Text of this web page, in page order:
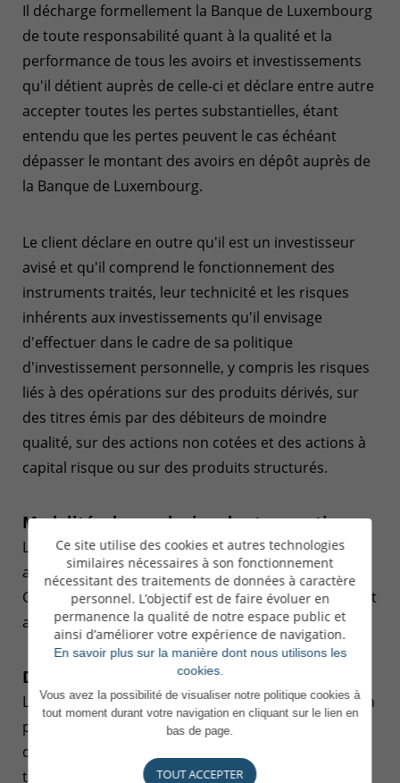
Il décharge formellement la Banque de Luxembourg
de toute responsabilité quant à la qualité et la
performance de tous les avoirs et investissements
qu'il détient auprès de celle-ci et déclare entre autre
accepter toutes les pertes substantielles, étant
entendu que les pertes peuvent le cas échéant
dépasser le montant des avoirs en dépôt auprès de
la Banque de Luxembourg.
Le client déclare en outre qu'il est un investisseur
avisé et qu'il comprend le fonctionnement des
instruments traités, leur technicité et les risques
inhérents aux investissements qu'il envisage
d'effectuer dans le cadre de sa politique
d'investissement personnelle, y compris les risques
liés à des opérations sur des produits dérivés, sur
des titres émis par des débiteurs de moindre
qualité, sur des actions non cotées et des actions à
capital risque ou sur des produits structurés.
Modalités de conclusion des transactions
Les transactions effectuées sur le site sont
accomplies conformément aux Conditions
Générales de la Banque de Luxembourg que le client
a acceptées.
Droit de rétractation
Le client ne dispose d'aucune faculté de rétractation
pour les ordres d'achat ou de vente de parts ou
d'actions d'organismes de placement collectif ou de
tout autre instrument financier, ni plus
Ce site utilise des cookies et autres technologies
similaires nécessaires à son fonctionnement
nécessitant des traitements de données à caractère
personnel. L’objectif est de faire évoluer en
permanence la qualité de notre espace public et
ainsi d’améliorer votre expérience de navigation.
En savoir plus sur la manière dont nous utilisons les
cookies.
Vous avez la possibilité de visualiser notre politique cookies à
tout moment durant votre navigation en cliquant sur le lien en
bas de page.
TOUT ACCEPTER